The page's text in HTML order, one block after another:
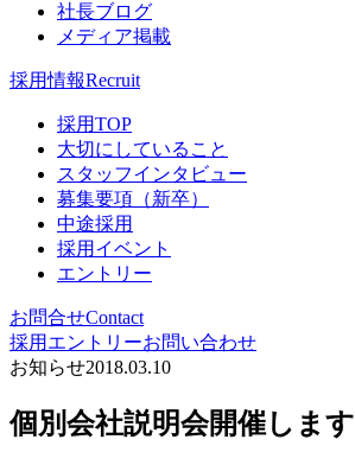
社長ブログ
メディア掲載
採用情報Recruit
採用TOP
大切にしていること
スタッフインタビュー
募集要項（新卒）
中途採用
採用イベント
エントリー
お問合せContact
採用エントリーお問い合わせ
お知らせ2018.03.10
個別会社説明会開催します